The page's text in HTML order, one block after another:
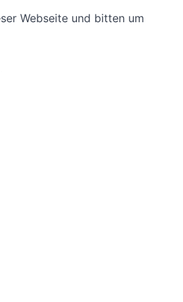
Webseite und bitten um